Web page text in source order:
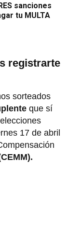
sanciones
tu MULTA
registrarte
sorteados
que sí
17 de abril